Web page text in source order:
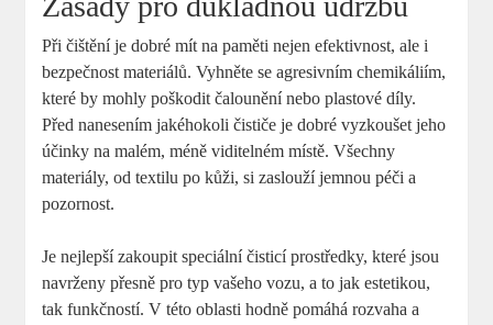
Při čištění je dobré mít na paměti nejen efektivnost, ale i
bezpečnost materiálů. Vyhněte se agresivním chemikáliím,
které by mohly poškodit čalounění nebo plastové díly.
Před nanesením jakéhokoli čističe je dobré vyzkoušet jeho
účinky na malém, méně viditelném místě. Všechny
materiály, od textilu po kůži, si zaslouží jemnou péči a
pozornost.
Je nejlepší zakoupit speciální čisticí prostředky, které jsou
navrženy přesně pro typ vašeho vozu, a to jak estetikou,
tak funkčností. V této oblasti hodně pomáhá rozvaha a